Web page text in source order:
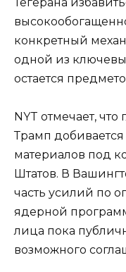
конкретный
одной из
остается
NYT отмечает,
Трамп
материалов под
Штатов. В
часть усилий по
ядерной
лица пока
возможного